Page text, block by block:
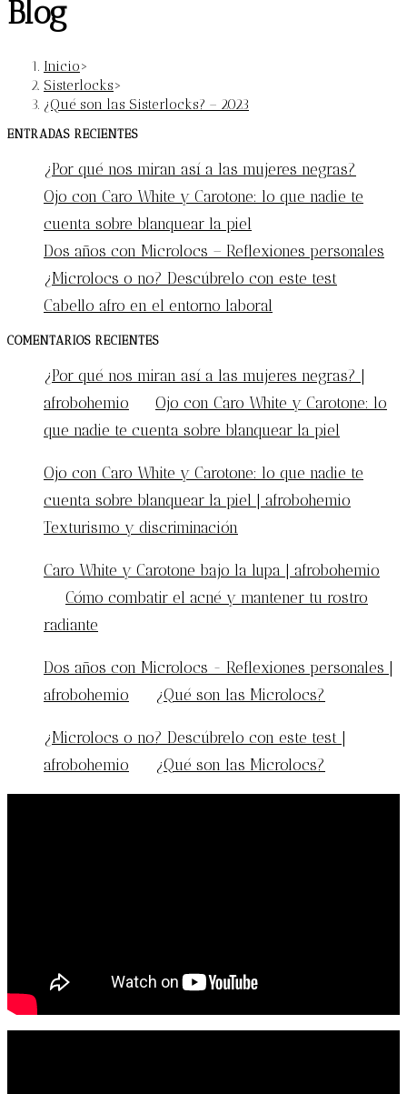
Blog
Inicio>
Sisterlocks>
¿Qué son las Sisterlocks? – 2023
ENTRADAS RECIENTES
¿Por qué nos miran así a las mujeres negras?
Ojo con Caro White y Carotone: lo que nadie te
cuenta sobre blanquear la piel
Dos años con Microlocs – Reflexiones personales
¿Microlocs o no? Descúbrelo con este test
Cabello afro en el entorno laboral
COMENTARIOS RECIENTES
¿Por qué nos miran así a las mujeres negras? |
afrobohemio
Ojo con Caro White y Carotone: lo
que nadie te cuenta sobre blanquear la piel
Ojo con Caro White y Carotone: lo que nadie te
cuenta sobre blanquear la piel | afrobohemio
Texturismo y discriminación
Caro White y Carotone bajo la lupa | afrobohemio
Cómo combatir el acné y mantener tu rostro
radiante
Dos años con Microlocs - Reflexiones personales |
afrobohemio
¿Qué son las Microlocs?
¿Microlocs o no? Descúbrelo con este test |
afrobohemio
¿Qué son las Microlocs?